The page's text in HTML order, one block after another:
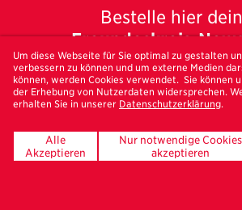
Bestelle hier
Freundeskreis-
UNSERE
Um diese Webseite für Sie optimal zu gestalten
verbessern zu können und um externe Medien
können, werden Cookies verwendet. Sie können
der Erhebung von Nutzerdaten widersprechen.
erhalten Sie in unserer Datenschutzerklärung.
Alle
Akzeptieren
Nur notwendige Cookies
akzeptieren